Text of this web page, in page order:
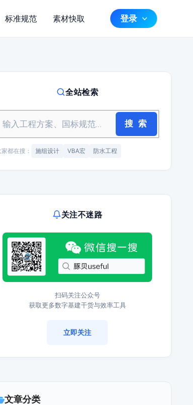
标准规范 素材快取 登录
全站检索
搜 索
家都在搜： 施组设计 VBA宏 防水工程
关注不迷路
扫码关注公众号
获取更多数字基建干货与效率工具
立即关注
文章分类